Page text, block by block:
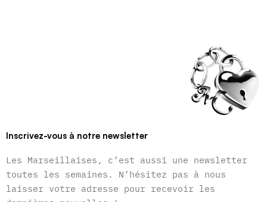
Inscrivez-vous à notre newsletter
Les Marseillaises, c’est aussi une newsletter
toutes les semaines. N’hésitez pas à nous
laisser votre adresse pour recevoir les